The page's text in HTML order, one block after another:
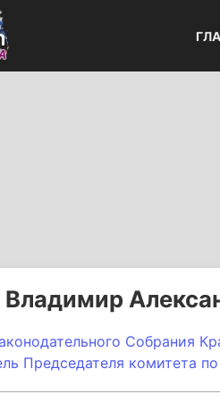
Собрания
Председателя комитета